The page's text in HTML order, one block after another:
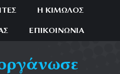
Η ΚΊΜΩΛΟΣ
ΕΠΙΚΟΙΝΩΝΊΑ